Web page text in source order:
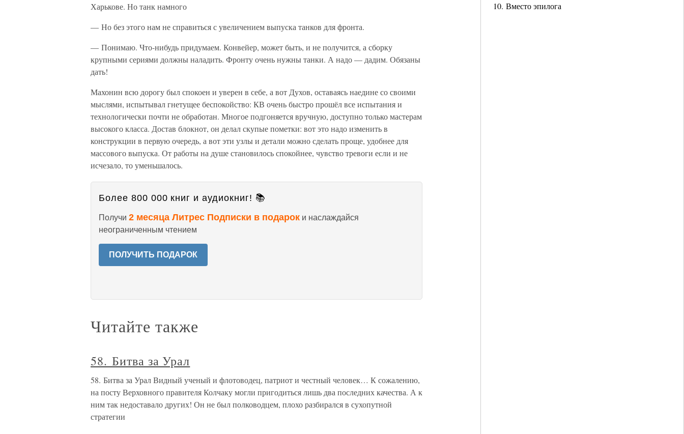
10. Вместо эпилога
Харькове. Но танк намного
— Но без этого нам не справиться с увеличением выпуска танков для фронта.
— Понимаю. Что-нибудь придумаем. Конвейер, может быть, и не получится, а сборку
крупными сериями должны наладить. Фронту очень нужны танки. А надо — дадим. Обязаны
дать!
Махонин всю дорогу был спокоен и уверен в себе, а вот Духов, оставаясь наедине со своими
мыслями, испытывал гнетущее беспокойство: КВ очень быстро прошёл все испытания и
технологически почти не обработан. Многое подгоняется вручную, доступно только мастерам
высокого класса. Достав блокнот, он делал скупые пометки: вот это надо изменить в
конструкции в первую очередь, а вот эти узлы и детали можно сделать проще, удобнее для
массового выпуска. От работы на душе становилось спокойнее, чувство тревоги если и не
исчезало, то уменьшалось.
Более 800 000 книг и аудиокниг! 📚
Получи 2 месяца Литрес Подписки в подарок и наслаждайся
неограниченным чтением
ПОЛУЧИТЬ ПОДАРОК
Читайте также
58. Битва за Урал
58. Битва за Урал Видный ученый и флотоводец, патриот и честный человек… К сожалению,
на посту Верховного правителя Колчаку могли пригодиться лишь два последних качества. А к
ним так недоставало других! Он не был полководцем, плохо разбирался в сухопутной
стратегии